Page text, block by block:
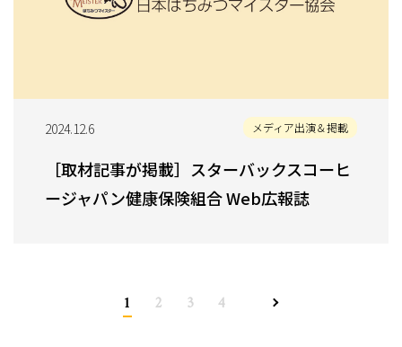
2024.12.6 メディア出演＆掲載
［取材記事が掲載］スターバックスコーヒ
ージャパン健康保険組合 Web広報誌
1 2 3 4